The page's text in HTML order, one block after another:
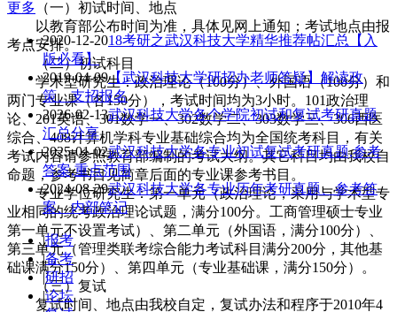
（一）初试时间、地点
以教育部公布时间为准，具体见网上通知；考试地点由报
考点安排。
（二）初试科目
学术型研究生：政治理论（100分）、外国语（100分）和
两门专业课（各150分），考试时间均为3小时。101政治理
论、201英语、301数学一、302数学二、303数学三、306西医
综合、408计算机学科专业基础综合均为全国统考科目，有关
考试内容请参照教育部编制的考试大纲。其它科目均由我校自
命题，参考书目见简章后面的专业课参考书目。
专业学位研究生：第一单元（政治理论，采用与学术型专
业相同的统考政治理论试题，满分100分。工商管理硕士专业
第一单元不设置考试）、第二单元（外国语，满分100分）、
第三单元（管理类联考综合能力考试科目满分200分，其他基
础课满分150分）、第四单元（专业基础课，满分150分）。
（三）复试
复试时间、地点由我校自定，复试办法和程序于2010年4
更多
2020-12-2018考研之武汉科技大学精华推荐帖汇总【入
版必看】
2019-04-09【武汉科技大学研招办老师答疑】解读政
策、支招报名
2026-02-13武汉科技大学各个学院初试和复试考研真题
汇总分享
2025-01-02武汉科技大学各专业初试复试考研真题,参考
答案,重点范围
2024-08-29武汉科技大学各专业历年考研真题、参考答
案、内部笔记
|报考
|备考
|研招
|论坛